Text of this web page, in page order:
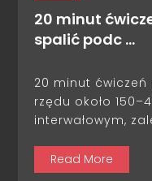
20 minut
spalić podc …
20 minut
rzędu około
interwałowym,
Read More